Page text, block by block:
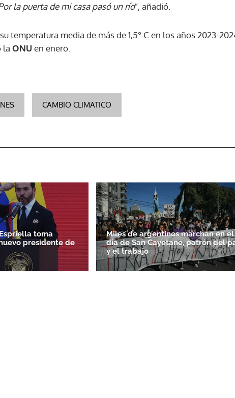
la puerta de mi casa pasó un río", añadió.
temperatura media de más de 1,5° C en los años 2023-
la ONU en enero.
CAMBIO CLIMATICO
toma
presidente de
Miles de argentinos marchan en el
día de San Cayetano, patrón del
y el trabajo